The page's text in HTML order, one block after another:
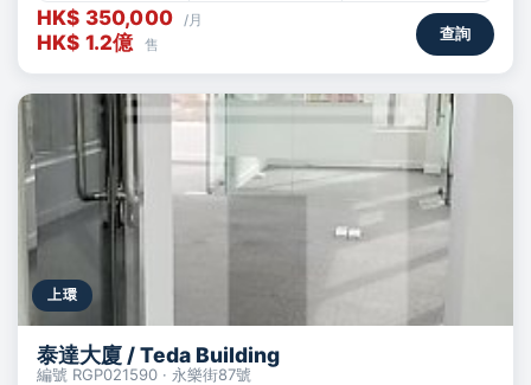
HK$ 350,000 /月
HK$ 1.2億 售
查詢
上環
泰達大廈 / Teda Building
編號 RGP021590 · 永樂街87號